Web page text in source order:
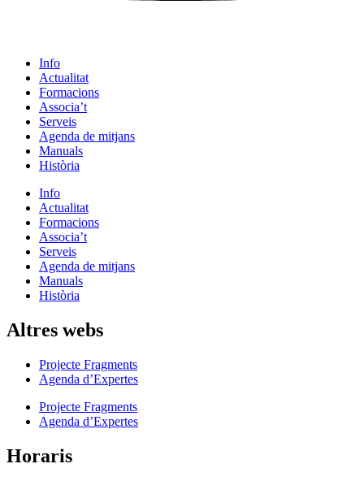
Info
Actualitat
Formacions
Associa’t
Serveis
Agenda de mitjans
Manuals
Història
Info
Actualitat
Formacions
Associa’t
Serveis
Agenda de mitjans
Manuals
Història
Altres webs
Projecte Fragments
Agenda d’Expertes
Projecte Fragments
Agenda d’Expertes
Horaris